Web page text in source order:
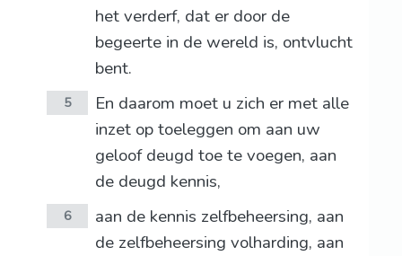
het verderf, dat er door de
begeerte in de wereld is, ontvlucht
bent.
5
En daarom moet u zich er met alle
inzet op toeleggen om aan uw
geloof deugd toe te voegen, aan
de deugd kennis,
6
aan de kennis zelfbeheersing, aan
de zelfbeheersing volharding, aan